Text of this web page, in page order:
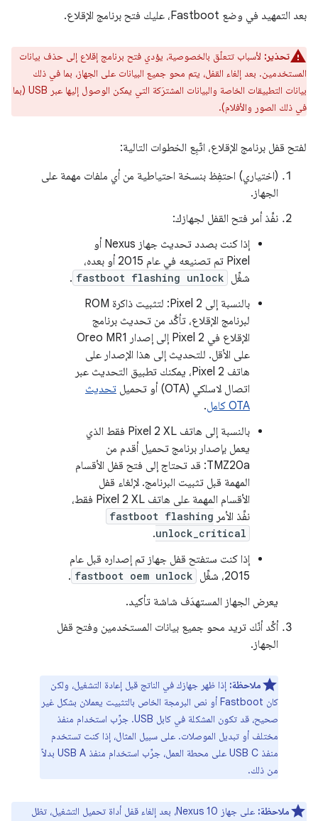
بعد التمهيد في وضع Fastboot، عليك فتح برنامج الإقلاع.
تحذير: لأسباب تتعلّق بالخصوصية، يؤدي فتح برنامج إقلاع إلى حذف بيانات
المستخدمين. بعد إلغاء القفل، يتم محو جميع البيانات على الجهاز، بما في ذلك
بيانات التطبيقات الخاصة والبيانات المشترَكة التي يمكن الوصول إليها عبر USB (بما
في ذلك الصور والأفلام).
لفتح قفل برنامج الإقلاع، اتّبِع الخطوات التالية:
(اختياري) احتفِظ بنسخة احتياطية من أي ملفات مهمة على
الجهاز.
نفِّذ أمر فتح القفل لجهازك:
إذا كنت بصدد تحديث جهاز Nexus أو
Pixel تم تصنيعه في عام 2015 أو بعده،
شغِّل fastboot flashing unlock
.
بالنسبة إلى Pixel 2: لتثبيت ذاكرة ROM
لبرنامج الإقلاع، تأكَّد من تحديث برنامج
الإقلاع في Pixel 2 إلى إصدار Oreo MR1
على الأقل. للتحديث إلى هذا الإصدار على
هاتف Pixel 2، يمكنك تطبيق التحديث عبر
اتصال لاسلكي (OTA) أو تحميل
تحديث
OTA كامل
.
بالنسبة إلى هاتف Pixel 2 XL فقط الذي
يعمل بإصدار برنامج تحميل أقدم من
TMZ20a: قد تحتاج إلى فتح قفل الأقسام
المهمة قبل تثبيت البرنامج. لإلغاء قفل
الأقسام المهمة على هاتف Pixel 2 XL فقط،
نفِّذ الأمر fastboot flashing
unlock_critical
.
إذا كنت ستفتح قفل جهاز تم إصداره قبل عام
2015، شغِّل
fastboot oem unlock
.
يعرض الجهاز المستهدَف شاشة تأكيد.
أكِّد أنّك تريد محو جميع بيانات المستخدمين وفتح قفل
الجهاز.
ملاحظة: إذا ظهر جهازك في الناتج قبل إعادة التشغيل، ولكن
كان Fastboot أو نص البرمجة الخاص بالتثبيت يعملان بشكل غير
صحيح، قد تكون المشكلة في كابل USB. جرِّب استخدام منفذ
مختلف أو تبديل الموصلات. على سبيل المثال، إذا كنت تستخدم
منفذ USB C على محطة العمل، جرِّب استخدام منفذ USB A بدلاً
من ذلك.
ملاحظة:
على جهاز Nexus 10، بعد إلغاء قفل أداة تحميل التشغيل، تظل